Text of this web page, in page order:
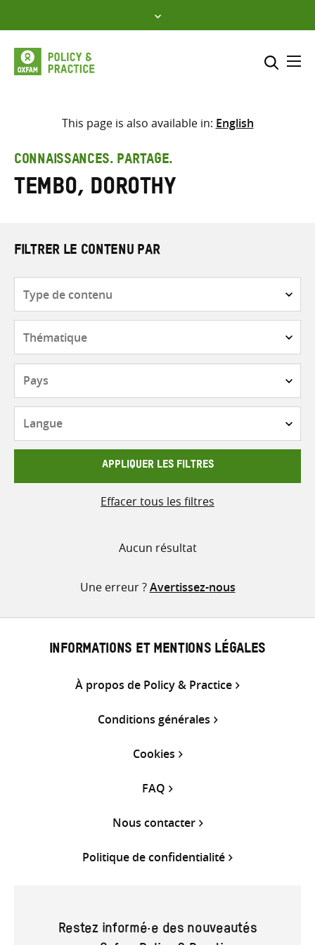
to
content
Sélectionner l’emplacement
Saisir
les
termes
This page is also available in: English
CONNAISSANCES. PARTAGE.
Tembo, Dorothy
FILTRER LE CONTENU PAR
contenu
APPLIQUER LES FILTRES
Effacer tous les filtres
Aucun résultat
Une erreur ?Avertissez-nous
INFORMATIONS ET MENTIONS LÉGALES
À propos de Policy & Practice
Conditions générales
Cookies
FAQ
Nous contacter
Politique de confidentialité
Restez informé·e des nouveautés